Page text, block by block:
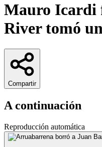
Mauro Icardi
River tomó
Compartir
A continuación
Reproducción automática